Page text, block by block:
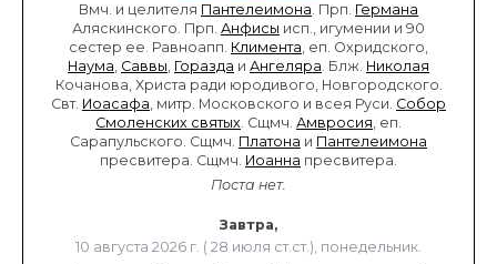
Вмч. и целителя Пантелеимона. Прп. Германа
Аляскинского. Прп. Анфисы исп., игумении и 90
сестер ее. Равноапп. Климента, еп. Охридского,
Наума, Саввы, Горазда и Ангеляра. Блж. Николая
Кочанова, Христа ради юродивого, Новгородского.
Свт. Иоасафа, митр. Московского и всея Руси. Собор
Смоленских святых. Сщмч. Амвросия, еп.
Сарапульского. Сщмч. Платона и Пантелеимона
пресвитера. Сщмч. Иоанна пресвитера.
Поста нет.
Завтра,
10 августа 2026 г. ( 28 июля ст.ст.), понедельник.